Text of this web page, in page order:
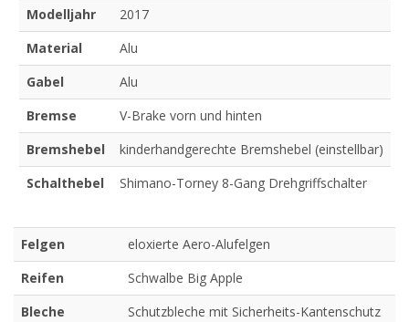
Modelljahr
2017
Material
Alu
Gabel
Alu
Bremse
V-Brake vorn und hinten
Bremshebel
kinderhandgerechte Bremshebel (einstellbar)
Schalthebel
Shimano-Torney 8-Gang Drehgriffschalter
Felgen
eloxierte Aero-Alufelgen
Reifen
Schwalbe Big Apple
Bleche
Schutzbleche mit Sicherheits-Kantenschutz